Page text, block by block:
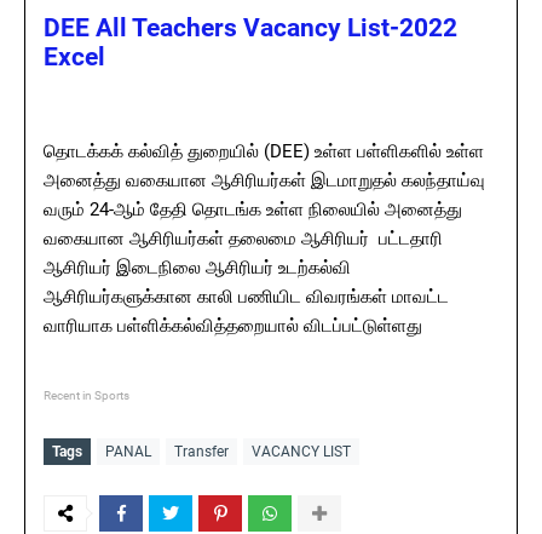
DEE All Teachers Vacancy List-2022
Excel
தொடக்கக் கல்வித் துறையில் (DEE) உள்ள பள்ளிகளில் உள்ள
அனைத்து வகையான ஆசிரியர்கள் இடமாறுதல் கலந்தாய்வு
வரும் 24-ஆம் தேதி தொடங்க உள்ள நிலையில் அனைத்து
வகையான ஆசிரியர்கள் தலைமை ஆசிரியர் பட்டதாரி
ஆசிரியர் இடைநிலை ஆசிரியர் உடற்கல்வி
ஆசிரியர்களுக்கான காலி பணியிட விவரங்கள் மாவட்ட
வாரியாக பள்ளிக்கல்வித்தறையால் விடப்பட்டுள்ளது
Recent in Sports
Tags PANAL Transfer VACANCY LIST